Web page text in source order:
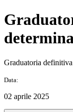
Graduatoria
Data:
02 aprile 2025